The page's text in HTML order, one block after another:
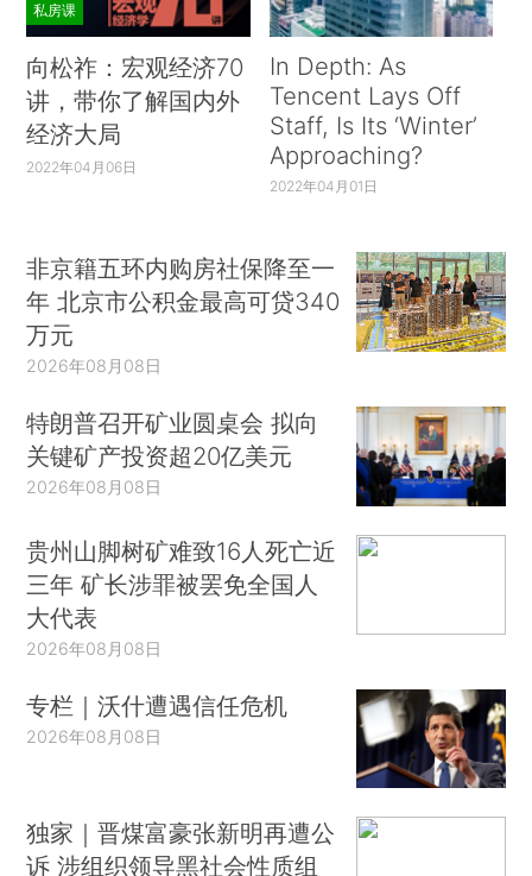
私房课
向松祚：宏观经济70
讲，带你了解国内外
经济大局
2022年04月06日
In Depth: As
Tencent Lays Off
Staff, Is Its ‘Winter’
Approaching?
2022年04月01日
非京籍五环内购房社保降至一
年 北京市公积金最高可贷340
万元
2026年08月08日
特朗普召开矿业圆桌会 拟向
关键矿产投资超20亿美元
2026年08月08日
贵州山脚树矿难致16人死亡近
三年 矿长涉罪被罢免全国人
大代表
2026年08月08日
专栏｜沃什遭遇信任危机
2026年08月08日
独家｜晋煤富豪张新明再遭公
诉 涉组织领导黑社会性质组